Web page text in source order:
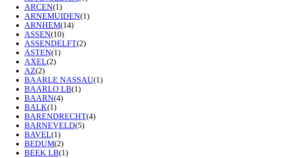
ARCEN(1)
ARNEMUIDEN(1)
ARNHEM(14)
ASSEN(10)
ASSENDELFT(2)
ASTEN(1)
AXEL(2)
AZ(2)
BAARLE NASSAU(1)
BAARLO LB(1)
BAARN(4)
BALK(1)
BARENDRECHT(4)
BARNEVELD(5)
BAVEL(1)
BEDUM(2)
BEEK LB(1)